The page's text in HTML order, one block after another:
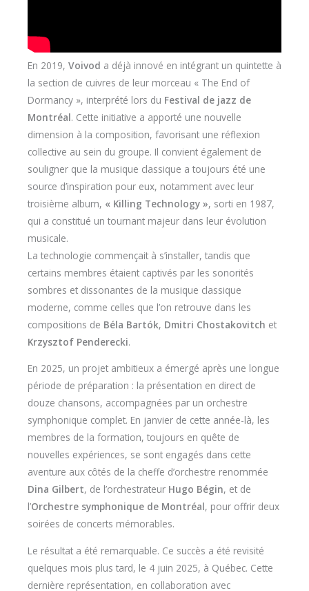
En 2019, Voivod a déjà innové en intégrant un quintette à
la section de cuivres de leur morceau « The End of
Dormancy », interprété lors du Festival de jazz de
Montréal. Cette initiative a apporté une nouvelle
dimension à la composition, favorisant une réflexion
collective au sein du groupe. Il convient également de
souligner que la musique classique a toujours été une
source d’inspiration pour eux, notamment avec leur
troisième album, « Killing Technology », sorti en 1987,
qui a constitué un tournant majeur dans leur évolution
musicale.
La technologie commençait à s’installer, tandis que
certains membres étaient captivés par les sonorités
sombres et dissonantes de la musique classique
moderne, comme celles que l’on retrouve dans les
compositions de Béla Bartók, Dmitri Chostakovitch et
Krzysztof Penderecki.
En 2025, un projet ambitieux a émergé après une longue
période de préparation : la présentation en direct de
douze chansons, accompagnées par un orchestre
symphonique complet. En janvier de cette année-là, les
membres de la formation, toujours en quête de
nouvelles expériences, se sont engagés dans cette
aventure aux côtés de la cheffe d’orchestre renommée
Dina Gilbert, de l’orchestrateur Hugo Bégin, et de
l’Orchestre symphonique de Montréal, pour offrir deux
soirées de concerts mémorables.
Le résultat a été remarquable. Ce succès a été revisité
quelques mois plus tard, le 4 juin 2025, à Québec. Cette
dernière représentation, en collaboration avec